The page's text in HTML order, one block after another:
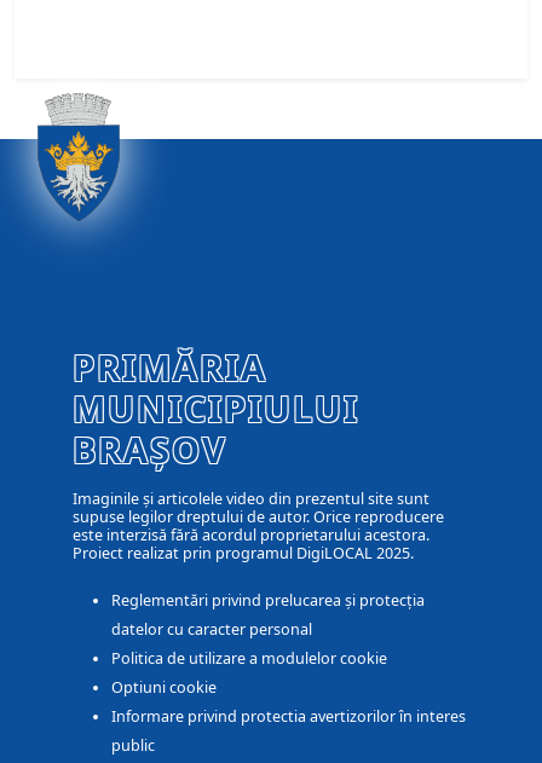
PRIMĂRIA
MUNICIPIULUI
BRAȘOV
Imaginile și articolele video din prezentul site sunt
supuse legilor dreptului de autor. Orice reproducere
este interzisă fără acordul proprietarului acestora.
Proiect realizat prin programul DigiLOCAL 2025.
Reglementări privind prelucarea și protecția
datelor cu caracter personal
Politica de utilizare a modulelor cookie
Optiuni cookie
Informare privind protectia avertizorilor în interes
public